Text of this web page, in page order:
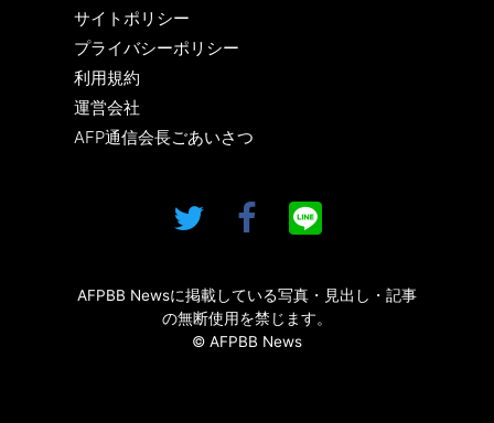
サイトポリシー
プライバシーポリシー
利用規約
運営会社
AFP通信会長ごあいさつ
AFPBB Newsに掲載している写真・見出し・記事
の無断使用を禁じます。
© AFPBB News